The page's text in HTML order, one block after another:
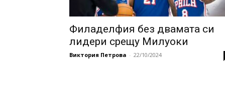
Филаделфия без двамата си
лидери срещу Милуоки
Виктория Петрова - 22/10/2024